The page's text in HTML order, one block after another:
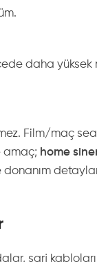
daha yüksek
Film/maç
amaç; home
şarj